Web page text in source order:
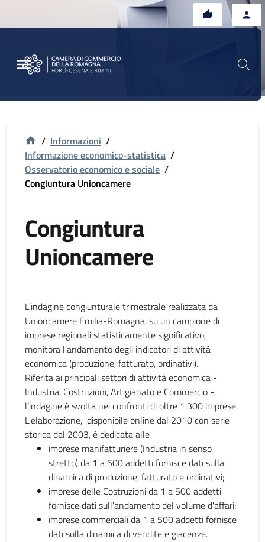
/ Informazioni /
Informazione economico-statistica /
Osservatorio economico e sociale /
Congiuntura Unioncamere
Congiuntura
Unioncamere
L’indagine congiunturale trimestrale realizzata da
Unioncamere Emilia-Romagna, su un campione di
imprese regionali statisticamente significativo,
monitora l'andamento degli indicatori di attività
economica (produzione, fatturato, ordinativi).
Riferita ai principali settori di attività economica -
Industria, Costruzioni, Artigianato e Commercio -,
l’indagine è svolta nei confronti di oltre 1.300 imprese.
L'elaborazione, disponibile online dal 2010 con serie
storica dal 2003, è dedicata alle
imprese manifatturiere (Industria in senso
stretto) da 1 a 500 addetti fornisce dati sulla
dinamica di produzione, fatturato e ordinativi;
imprese delle Costruzioni da 1 a 500 addetti
fornisce dati sull'andamento del volume d'affari;
imprese commerciali da 1 a 500 addetti fornisce
dati sulla dinamica di vendite e giacenze.